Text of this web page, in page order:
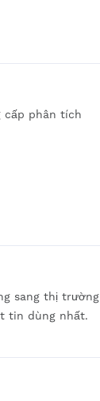
cấp phân tích
sang thị trường
tin dùng nhất.